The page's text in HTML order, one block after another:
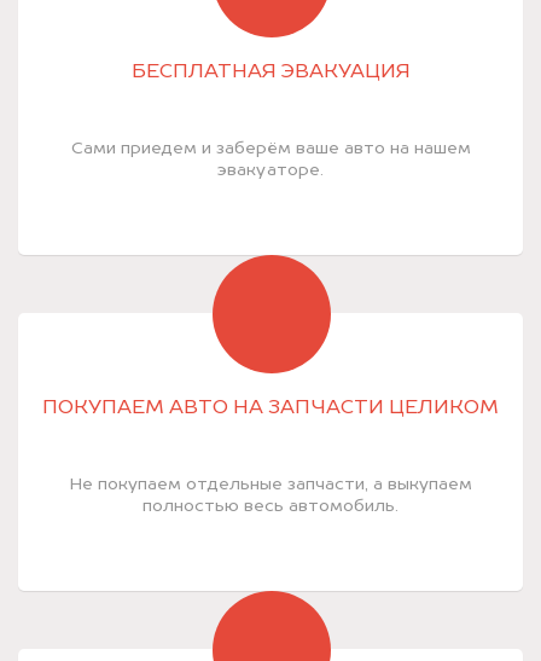
БЕСПЛАТНАЯ ЭВАКУАЦИЯ
Сами приедем и заберём ваше авто на нашем
эвакуаторе.
ПОКУПАЕМ АВТО НА ЗАПЧАСТИ ЦЕЛИКОМ
Не покупаем отдельные запчасти, а выкупаем
полностью весь автомобиль.